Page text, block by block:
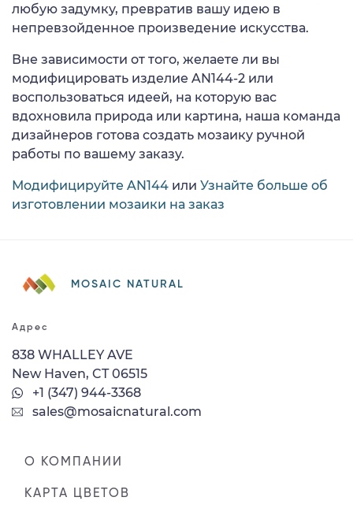
любую задумку, превратив вашу идею в
непревзойденное произведение искусства.
Вне зависимости от того, желаете ли вы
модифицировать изделие AN144-2 или
воспользоваться идеей, на которую вас
вдохновила природа или картина, наша команда
дизайнеров готова создать мозаику ручной
работы по вашему заказу.
Модифицируйте AN144 или Узнайте больше об
изготовлении мозаики на заказ
MOSAIC NATURAL
Адрес
838 WHALLEY AVE
New Haven, CT 06515
+1 (347) 944-3368
sales@mosaicnatural.com
О КОМПАНИИ
КАРТА ЦВЕТОВ